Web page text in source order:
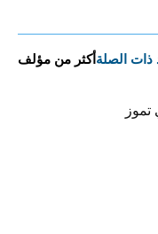
ذات الصلة أكثر من مؤلف
تموز